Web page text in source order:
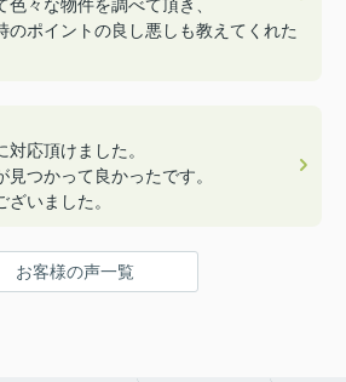
色々な物件を調べて頂き、
のポイントの良し悪しも教えてくれた
タッフさんも多くて楽しかったです！
対応頂けました。
見つかって良かったです。
ざいました。
お客様の声一覧